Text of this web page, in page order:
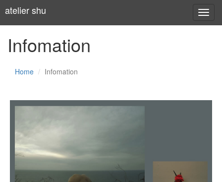
atelier shu
Infomation
Home Infomation